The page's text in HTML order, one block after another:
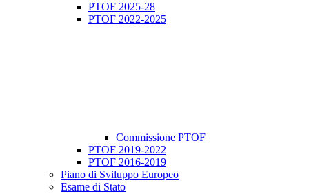
PTOF 2025-28
PTOF 2022-2025
Commissione PTOF
PTOF 2019-2022
PTOF 2016-2019
Piano di Sviluppo Europeo
Esame di Stato